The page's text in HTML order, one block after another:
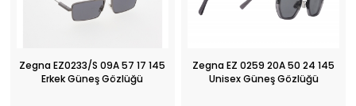
Zegna EZ0233/S 09A 57 17 145
Erkek Güneş Gözlüğü
Zegna EZ 0259 20A 50 24 145
Unisex Güneş Gözlüğü